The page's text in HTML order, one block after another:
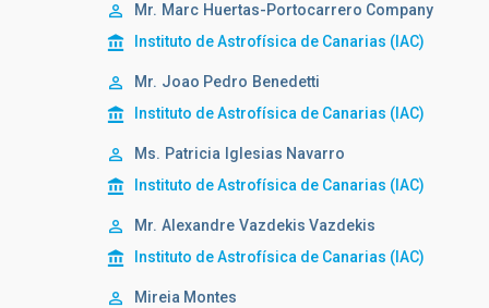
Mr. Marc Huertas-Portocarrero Company
Instituto de Astrofísica de Canarias (IAC)
Mr. Joao Pedro Benedetti
Instituto de Astrofísica de Canarias (IAC)
Ms. Patricia Iglesias Navarro
Instituto de Astrofísica de Canarias (IAC)
Mr. Alexandre Vazdekis Vazdekis
Instituto de Astrofísica de Canarias (IAC)
Mireia Montes